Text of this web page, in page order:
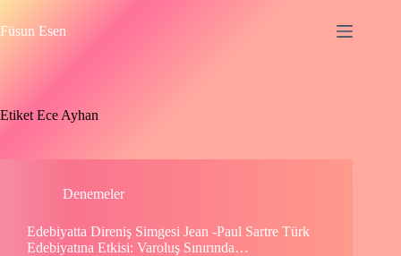
to
content
Füsun Esen
Etiket Ece Ayhan
Denemeler
Edebiyatta Direniş Simgesi Jean -Paul Sartre Türk
Edebiyatına Etkisi: Varoluş Sınırında…